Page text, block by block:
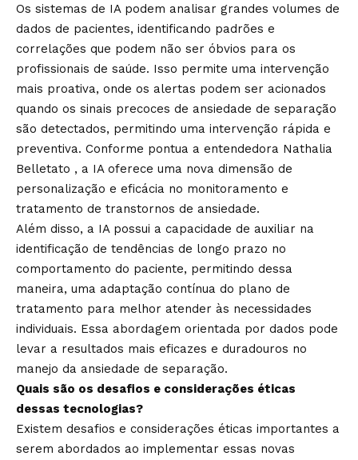
Os sistemas de IA podem analisar grandes volumes de
dados de pacientes, identificando padrões e
correlações que podem não ser óbvios para os
profissionais de saúde. Isso permite uma intervenção
mais proativa, onde os alertas podem ser acionados
quando os sinais precoces de ansiedade de separação
são detectados, permitindo uma intervenção rápida e
preventiva. Conforme pontua a entendedora Nathalia
Belletato , a IA oferece uma nova dimensão de
personalização e eficácia no monitoramento e
tratamento de transtornos de ansiedade.
Além disso, a IA possui a capacidade de auxiliar na
identificação de tendências de longo prazo no
comportamento do paciente, permitindo dessa
maneira, uma adaptação contínua do plano de
tratamento para melhor atender às necessidades
individuais. Essa abordagem orientada por dados pode
levar a resultados mais eficazes e duradouros no
manejo da ansiedade de separação.
Quais são os desafios e considerações éticas
dessas tecnologias?
Existem desafios e considerações éticas importantes a
serem abordados ao implementar essas novas